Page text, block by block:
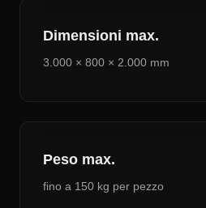
Dimensioni max.
3.000 × 800 × 2.000 mm
Peso max.
fino a 150 kg per pezzo